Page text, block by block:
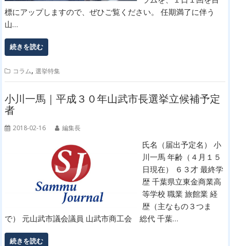
標にアップしますので、ぜひご覧ください。 任期満了に伴う
山…
続きを読む
コラム,選挙特集
小川一馬｜平成３０年山武市長選挙立候補予定
者
2018-02-16 編集長
氏名（届出予定名） 小
川一馬 年齢（４月１５
日現在） ６３才 最終学
歴 千葉県立東金商業高
等学校 職業 旅館業 経
歴（主なもの３つま
で） 元山武市議会議員 山武市商工会 総代 千葉…
続きを読む